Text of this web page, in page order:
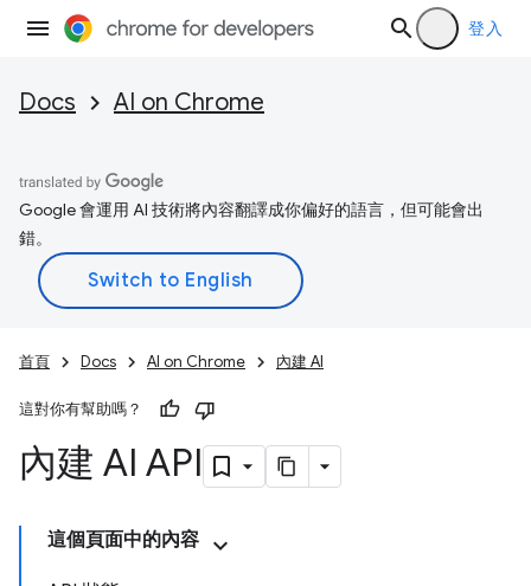
登入
Docs AI on Chrome
Google 會運用 AI 技術將內容翻譯成你偏好的語言，但可能會出
錯。
首頁 Docs AI on Chrome 內建 AI
這對你有幫助嗎？
內建 AI API
這個頁面中的內容